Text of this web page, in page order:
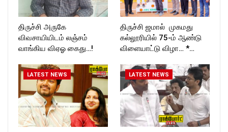
திருச்சி அருகே
விவசாயியிடம் லஞ்சம்
வாங்கிய விஏஓ கைது…!
திருச்சி ஜமால் முகமது
கல்லூரியில் 75-ம் ஆண்டு
விளையாட்டு விழா… *…
LATEST NEWS LATEST NEWS